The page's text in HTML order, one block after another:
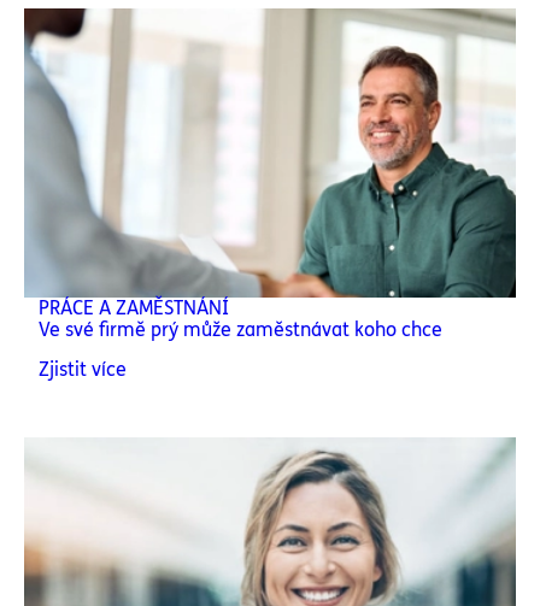
PRÁCE A ZAMĚSTNÁNÍ
Ve své firmě prý může zaměstnávat koho chce
Zjistit více